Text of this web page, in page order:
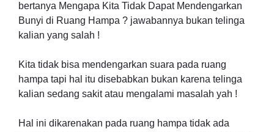
bertanya Mengapa Kita Tidak Dapat Mendengarkan
Bunyi di Ruang Hampa ? jawabannya bukan telinga
kalian yang salah !
Kita tidak bisa mendengarkan suara pada ruang
hampa tapi hal itu disebabkan bukan karena telinga
kalian sedang sakit atau mengalami masalah yah !
Hal ini dikarenakan pada ruang hampa tidak ada